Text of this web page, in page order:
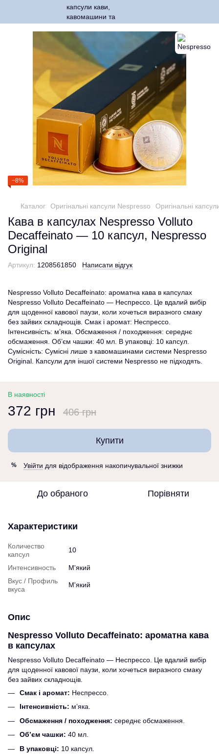
−8%
Каталог Оригінальні капсули Nespresso Оригінальні
Кава в капсулах Nespresso Volluto
Decaffeinato — 10 капсул, Nespresso
Original
Артикул: 1208561850 Написати відгук
Nespresso Volluto Decaffeinato: ароматна кава в капсулах
Nespresso Volluto Decaffeinato — Неспрессо. Це вдалий вибір
для щоденної кавової паузи, коли хочеться виразного смаку
без зайвих складнощів. Смак і аромат: Неспрессо.
Інтенсивність: м’яка. Обсмаження / походження: середнє
обсмаження. Об’єм чашки: 40 мл. В упаковці: 10 капсул.
Сумісність: Сумісні лише з кавомашинами системи Nespresso
Original. Капсули для іншої системи Nespresso не підходять.
В наявності
372 грн 406 грн
Купити
% Увійти для відображення накопичувальної знижки
До обраного Порівняти
Характеристики
Количество
капсул
10
Интенсивность
М'який
Вкус / Профиль
вкуса
М'який
Опис
Nespresso Volluto Decaffeinato: ароматна кава
в капсулах
Nespresso Volluto Decaffeinato — Неспрессо. Це вдалий вибір
для щоденної кавової паузи, коли хочеться виразного смаку
без зайвих складнощів.
Смак і аромат: Неспрессо.
Інтенсивність: м’яка.
Обсмаження / походження: середнє обсмаження.
Об’єм чашки: 40 мл.
В упаковці: 10 капсул.